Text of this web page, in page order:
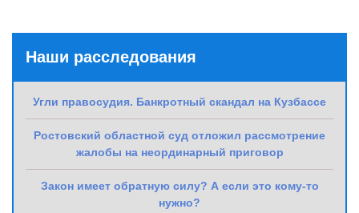
Наши расследования
Угли правосудия. Банкротный скандал на Кузбассе
Ростовский областной суд отложил рассмотрение
жалобы на неординарный приговор
Закон имеет обратную силу? А если это кому-то
нужно?